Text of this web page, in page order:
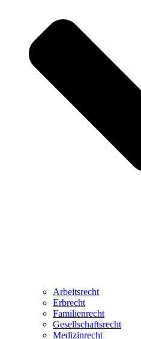
Arbeitsrecht
Erbrecht
Familienrecht
Gesellschaftsrecht
Medizinrecht